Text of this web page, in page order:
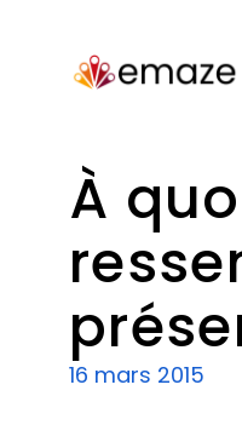
À
16 mars 2015